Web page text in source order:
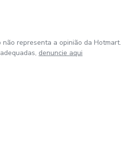
representa a opinião da Hotmart.
denuncie aqui